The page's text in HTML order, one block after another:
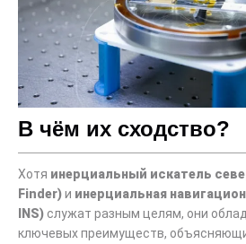
В чём их сходство?
Хотя инерциальный искатель
Finder)и инерциальная
INS) служат разным целям, они
ключевых преимуществ,